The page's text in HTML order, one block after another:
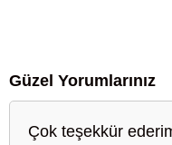
Güzel Yorumlarınız
Çok teşekkür